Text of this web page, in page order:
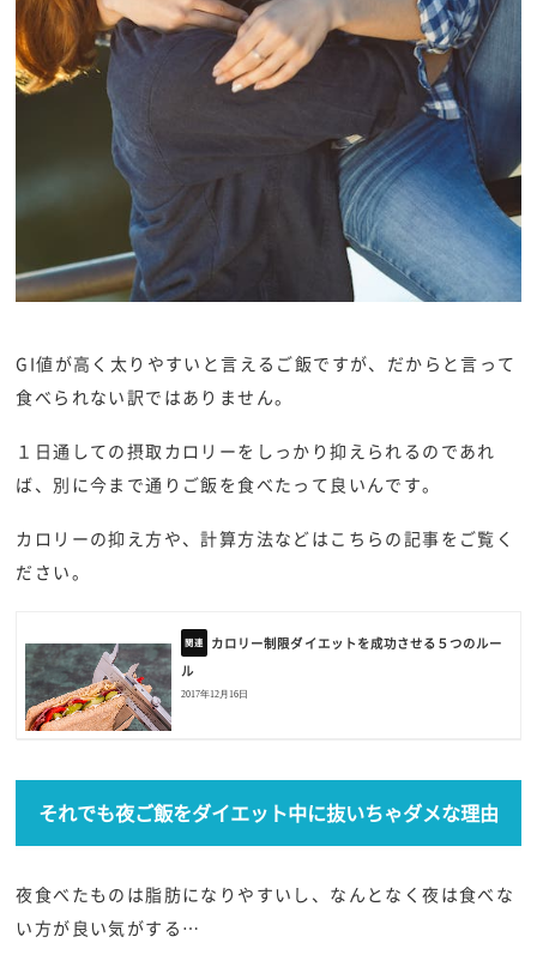
GI値が高く太りやすいと言えるご飯ですが、だからと言って
食べられない訳ではありません。
１日通しての摂取カロリーをしっかり抑えられるのであれ
ば、別に今まで通りご飯を食べたって良いんです。
カロリーの抑え方や、計算方法などはこちらの記事をご覧く
ださい。
カロリー制限ダイエットを成功させる５つのルー
ル
2017年12月16日
それでも夜ご飯をダイエット中に抜いちゃダメな理由
夜食べたものは脂肪になりやすいし、なんとなく夜は食べな
い方が良い気がする…